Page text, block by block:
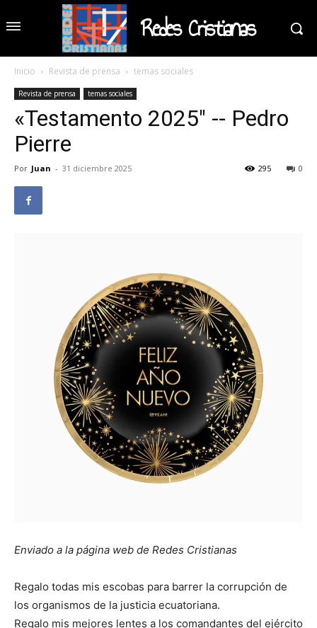
Redes Cristianas
Inicio Revista de prensa temas sociales
Revista de prensa temas sociales
«Testamento 2025″ -- Pedro
Pierre
Por Juan - 31 diciembre 2025 0
295
Enviado a la página web de Redes Cristianas
Regalo todas mis escobas para barrer la corrupción de
los organismos de la justicia ecuatoriana.
Regalo mis mejores lentes a los comandantes del ejército